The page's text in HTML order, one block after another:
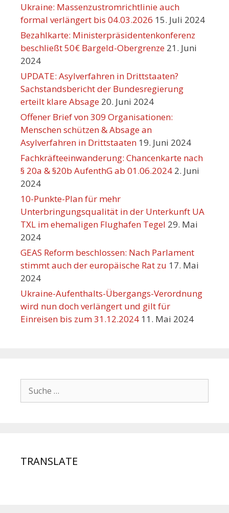
Ukraine: Massenzustromrichtlinie auch
formal verlängert bis 04.03.2026 15. Juli 2024
Bezahlkarte: Ministerpräsidentenkonferenz
beschließt 50€ Bargeld-Obergrenze 21. Juni
2024
UPDATE: Asylverfahren in Drittstaaten?
Sachstandsbericht der Bundesregierung
erteilt klare Absage 20. Juni 2024
Offener Brief von 309 Organisationen:
Menschen schützen & Absage an
Asylverfahren in Drittstaaten 19. Juni 2024
Fachkräfteeinwanderung: Chancenkarte nach
§ 20a & §20b AufenthG ab 01.06.2024 2. Juni
2024
10-Punkte-Plan für mehr
Unterbringungsqualität in der Unterkunft UA
TXL im ehemaligen Flughafen Tegel 29. Mai
2024
GEAS Reform beschlossen: Nach Parlament
stimmt auch der europäische Rat zu 17. Mai
2024
Ukraine-Aufenthalts-Übergangs-Verordnung
wird nun doch verlängert und gilt für
Einreisen bis zum 31.12.2024 11. Mai 2024
TRANSLATE